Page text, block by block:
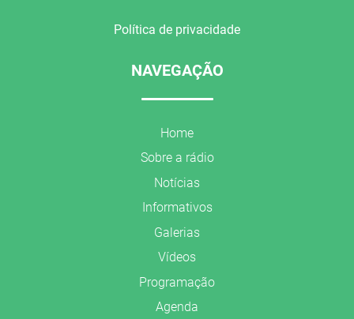
Política de privacidade
NAVEGAÇÃO
Home
Sobre a rádio
Notícias
Informativos
Galerias
Vídeos
Programação
Agenda